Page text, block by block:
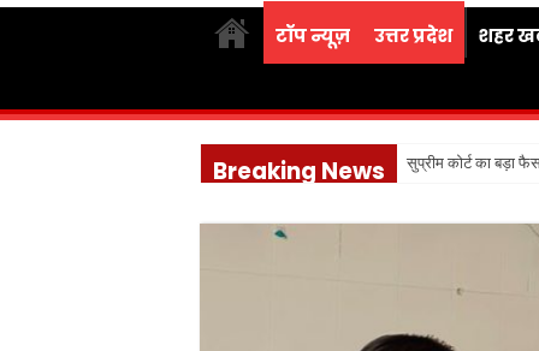
टॉप न्यूज़ उत्तर प्रदेश शहर
Breaking News सुप्रीम कोर्ट का बड़ा